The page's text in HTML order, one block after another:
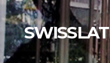
Saltar
al
contenido